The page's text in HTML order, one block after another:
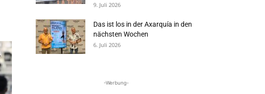
9. Juli 2026
Das ist los in der Axarquía in den
nächsten Wochen
6. Juli 2026
-Werbung-